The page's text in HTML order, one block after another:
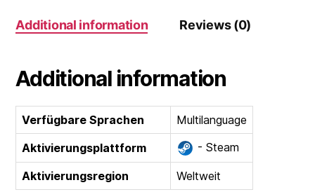
Additional information Reviews (0)
Additional information
Verfügbare Sprachen
Multilanguage
Aktivierungsplattform
- Steam
Aktivierungsregion Weltweit